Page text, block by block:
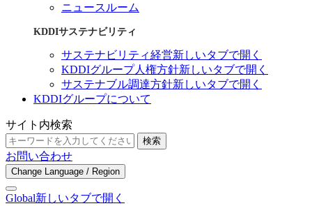
ニュースルーム
KDDIサステナビリティ
サステナビリティ経営新しいタブで開く
KDDIグループ人権方針新しいタブで開く
サステナブル調達方針新しいタブで開く
KDDIグループについて
サイト内検索
検索
お問い合わせ
Change Language / Region
Global新しいタブで開く